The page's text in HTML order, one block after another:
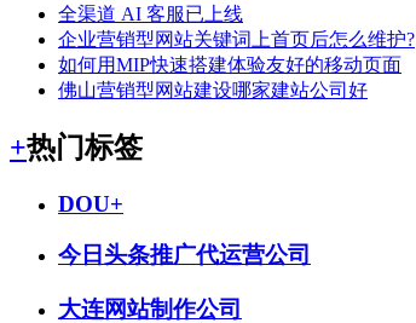
全渠道 AI 客服已上线
企业营销型网站关键词上首页后怎么维护?
如何用MIP快速搭建体验友好的移动页面
佛山营销型网站建设哪家建站公司好
+热门标签
DOU+
今日头条推广代运营公司
大连网站制作公司